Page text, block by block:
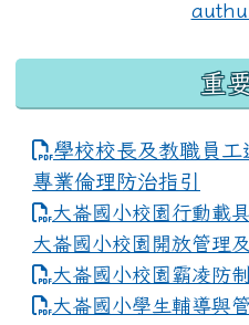
重
學校校長及教職員
專業倫理防治指引
大崙國小校園行動載
大崙國小校園開放管理
大崙國小校園霸凌防
大崙國小學生輔導與